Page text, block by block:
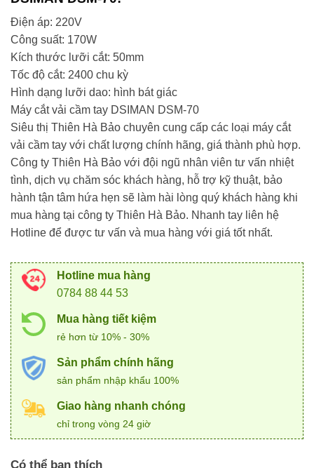
Điện áp: 220V
Công suất: 170W
Kích thước lưỡi cắt: 50mm
Tốc độ cắt: 2400 chu kỳ
Hình dạng lưỡi dao: hình bát giác
Máy cắt vải cầm tay DSIMAN DSM-70
Siêu thị Thiên Hà Bảo chuyên cung cấp các loại máy cắt
vải cầm tay với chất lượng chính hãng, giá thành phù hợp.
Công ty Thiên Hà Bảo với đội ngũ nhân viên tư vấn nhiệt
tình, dịch vụ chăm sóc khách hàng, hỗ trợ kỹ thuật, bảo
hành tận tâm hứa hẹn sẽ làm hài lòng quý khách hàng khi
mua hàng tại công ty Thiên Hà Bảo. Nhanh tay liên hệ
Hotline để được tư vấn và mua hàng với giá tốt nhất.
Hotline mua hàng
0784 88 44 53
Mua hàng tiết kiệm
rẻ hơn từ 10% - 30%
Sản phẩm chính hãng
sản phẩm nhập khẩu 100%
Giao hàng nhanh chóng
chỉ trong vòng 24 giờ
Có thể bạn thích